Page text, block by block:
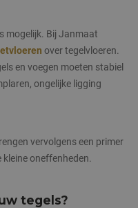
mogelijk. Bij Janmaat
over tegelvloeren.
en voegen moeten stabiel
ongelijke ligging
vervolgens een primer
oneffenheden.
tegels?